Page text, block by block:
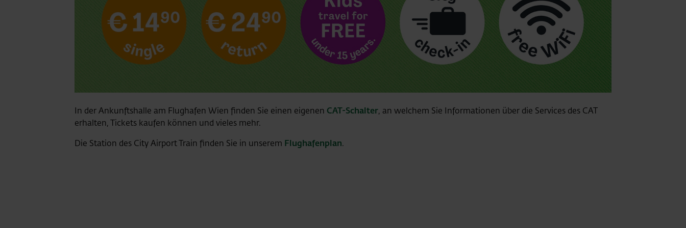
In der Ankunftshalle am Flughafen Wien finden Sie einen eigenen CAT-Schalter, an welchem Sie Informationen über die Services des CAT
erhalten, Tickets kaufen können und vieles mehr.
Die Station des City Airport Train finden Sie in unserem Flughafenplan.